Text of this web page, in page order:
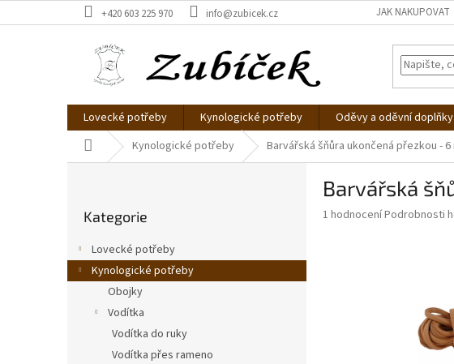
na
+420 603 225 970 info@zubicek.cz JAK NAKUPOVAT
Lovecké potřeby Kynologické potřeby Oděvy a oděvní doplňky
Domů Kynologické potřeby Barvářská šňůra ukončená přezkou -
a
n
kategorie
Kategorie
Lovecké potřeby
Kynologické potřeby
Obojky
Vodítka
Vodítka do ruky
Vodítka přes rameno
Barvářská
Průměrné
1 hodnoceníPodrobnosti